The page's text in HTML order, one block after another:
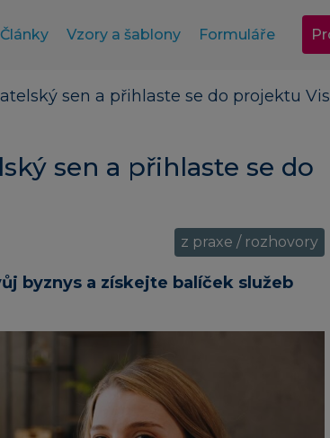
Články Vzory a šablony Formuláře
sen a přihlaste se do projektu
sen a přihlaste se do
z praxe / rozhovory
byznys a získejte balíček služeb